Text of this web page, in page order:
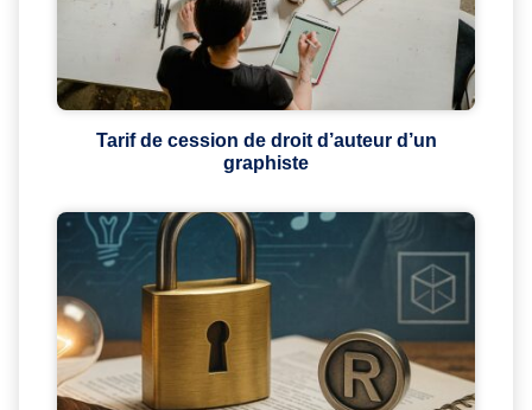
Tarif de cession de droit d’auteur d’un
graphiste